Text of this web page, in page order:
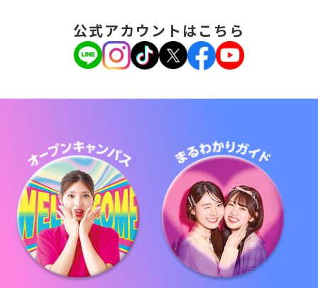
公式アカウントはこちら